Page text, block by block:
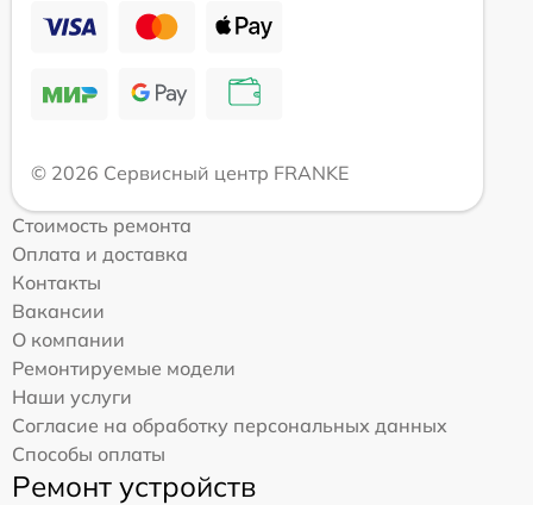
© 2026 Сервисный центр FRANKE
Стоимость ремонта
Оплата и доставка
Контакты
Вакансии
О компании
Ремонтируемые модели
Наши услуги
Согласие на обработку персональных данных
Способы оплаты
Ремонт устройств